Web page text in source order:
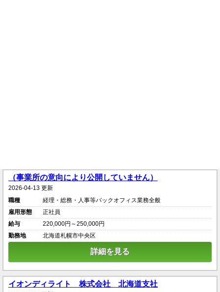
（事業所の意向により公開していません）
2026-04-13 更新
職種
経理・総務・人事等バックオフィス業務全般
雇用形態
正社員
給与
220,000円～250,000円
勤務地
北海道札幌市中央区
詳細を見る
イオンディライト 株式会社 北海道支社